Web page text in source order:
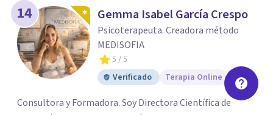
14 Gemma Isabel García Crespo
Psicoterapeuta. Creadora método
MEDISOFIA
5 / 5
Verificado
Terapia Online
Consultora y Formadora. Soy Directora Científica de